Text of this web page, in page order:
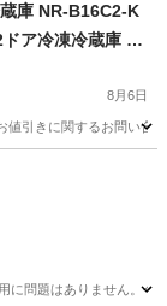
庫 NR-B16C2-K
ア冷凍冷蔵庫 小
8月6日
値引きに関するお問い
に問題はありません。